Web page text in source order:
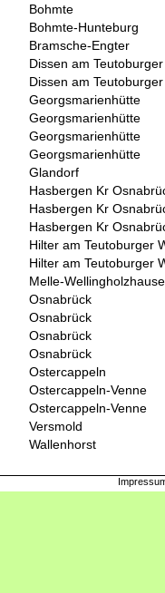
Bohmte
Bohmte-Hunteburg
Bramsche-Engter
Dissen am
Dissen am
Georgsmarienhütte
Georgsmarienhütte
Georgsmarienhütte
Georgsmarienhütte
Glandorf
Hasbergen Kr
Hasbergen Kr
Hasbergen Kr
Hilter am Teutoburger
Hilter am Teutoburger
Melle-
Osnabrück
Osnabrück
Osnabrück
Osnabrück
Ostercappeln
Ostercappeln-Venne
Ostercappeln-Venne
Versmold
Wallenhorst